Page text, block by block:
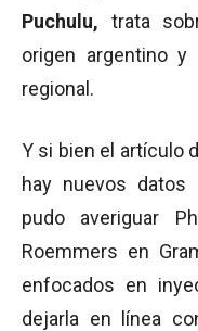
Puchulu, trata
origen argentino
regional.
Y si bien el artículo
hay nuevos datos
pudo averiguar
Roemmers en
enfocados en
dejarla en línea